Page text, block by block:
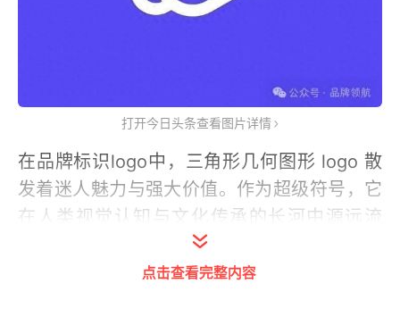
打开今日头条查看图片详情
在品牌标识logo中，三角形几何图形 logo 散
发着迷人魅力与强大价值。作为超级符号，它
在人类视觉认知与文化传承的长河中源远流
长，以简洁而有力的形式，承载着品牌的灵
魂，对商业世界与社会文化产生着深远影响。
点击查看完整内容